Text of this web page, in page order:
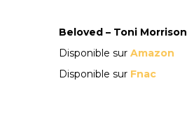
Beloved – Toni Morrison
Disponible sur Amazon
Disponible sur Fnac